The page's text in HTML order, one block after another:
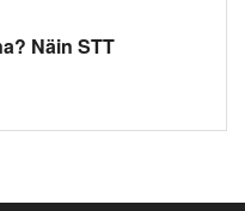
Näin STT